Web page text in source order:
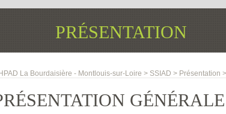
PRÉSENTATION
La Bourdaisière - Montlouis-sur-Loire > SSIAD > Présentation >
GÉNÉRALE